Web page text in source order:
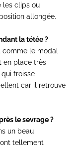
les clips ou
allongée.
la tétée ?
le modal
en place très
froisse
car il retrouve
le sevrage ?
un beau
tellement